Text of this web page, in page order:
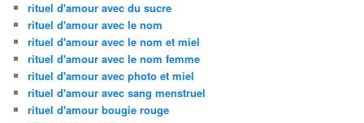
rituel d'amour avec du sucre
rituel d'amour avec le nom
rituel d'amour avec le nom et miel
rituel d'amour avec le nom femme
rituel d'amour avec photo et miel
rituel d'amour avec sang menstruel
rituel d'amour bougie rouge